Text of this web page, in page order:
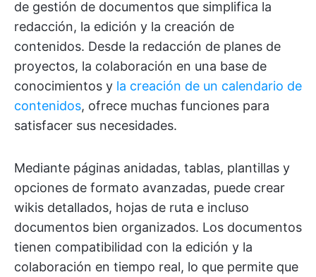
de gestión de documentos que simplifica la
redacción, la edición y la creación de
contenidos. Desde la redacción de planes de
proyectos, la colaboración en una base de
conocimientos y la creación de un calendario de
contenidos, ofrece muchas funciones para
satisfacer sus necesidades.
Mediante páginas anidadas, tablas, plantillas y
opciones de formato avanzadas, puede crear
wikis detallados, hojas de ruta e incluso
documentos bien organizados. Los documentos
tienen compatibilidad con la edición y la
colaboración en tiempo real, lo que permite que